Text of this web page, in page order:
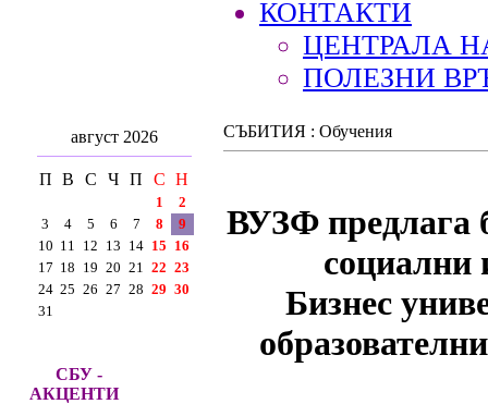
КОНТАКТИ
ЦЕНТРАЛА
ПОЛЕЗНИ
август 2026
П В С Ч П С Н
1
2
3
4 5 6 7 8
9
10 11 12 13 14 15 16
17 18 19 20 21 22 23
24 25 26 27 28 29 30
31
СБУ -
АКЦЕНТИ
СЪБИТИЯ : Обучения
ВУЗФ предлага
социални
Бизнес